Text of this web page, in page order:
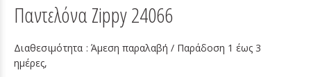
Παντελόνα Zippy 24066
Διαθεσιμότητα :Άμεση παραλαβή / Παράδoση 1 έως 3
ημέρες,